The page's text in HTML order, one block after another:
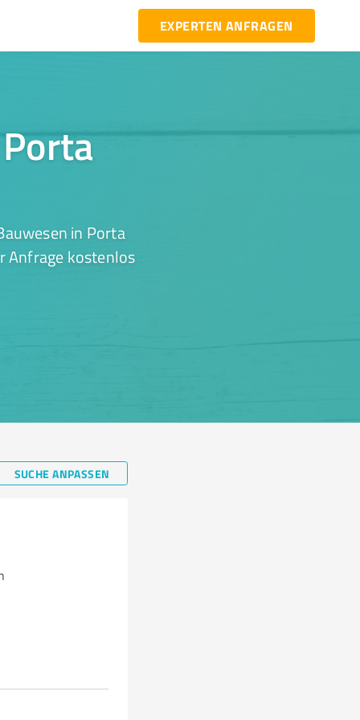
EXPERTEN ANFRAGEN
in Porta
Anfrage kostenlos
SUCHE ANPASSEN